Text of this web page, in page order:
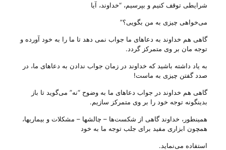
شرایطی توقف کنیم و بپرسیم، “خداوند، آیا
می‌‌خواهی ‌چیزی به من بگویی؟”
گاهی هم خداوند به دعاهای ما جواب نمی دهد تا ما را به خود آورده و
توجه مان بر وی متمرکز گردد.
به یاد داشته باشید که خداوند در زمان جواب ندادن به دعاهای ما، در
صدد گفتن ‌چیزی به ماست!
گاهی هم خداوند در جواب دعاهای ما به وضوح “نه” می‌‌گوید تا باز
بدینگونه توجه خود را بر وی متمرکز سازیم.
همینطور، خداوند گاهی از شکست‌ها – چالشها – مشکلات و بیماریها،
همچون ابزاری مفید برای جلب توجه ما به خود
استفاده می‌‌نماید.